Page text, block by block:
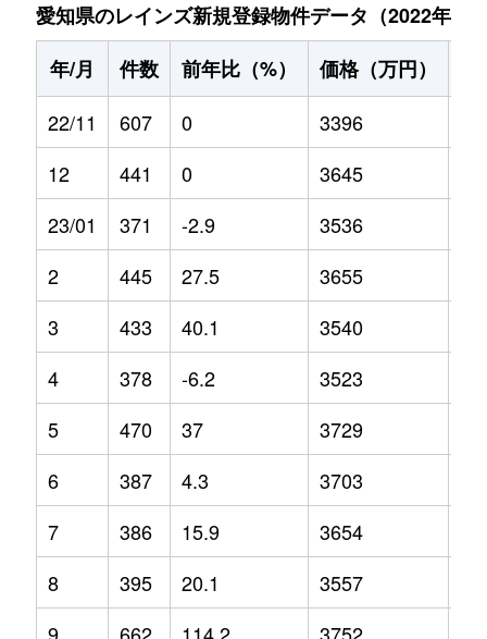
愛知県のレインズ新規登録物件データ（2022年11
年/月
件数 前年比（%） 価格（万円）
22/11
607 0 3396
12
441 0 3645
23/01
371 -2.9 3536
2
445 27.5 3655
3
433 40.1 3540
4
378 -6.2 3523
5
470 37 3729
6
387 4.3 3703
7
386 15.9 3654
8
395 20.1 3557